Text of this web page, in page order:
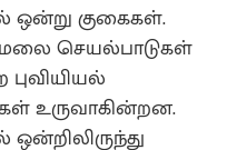
ஒன்று குகைகள்.
செயல்பாடுகள்
உருவாகின்றன.